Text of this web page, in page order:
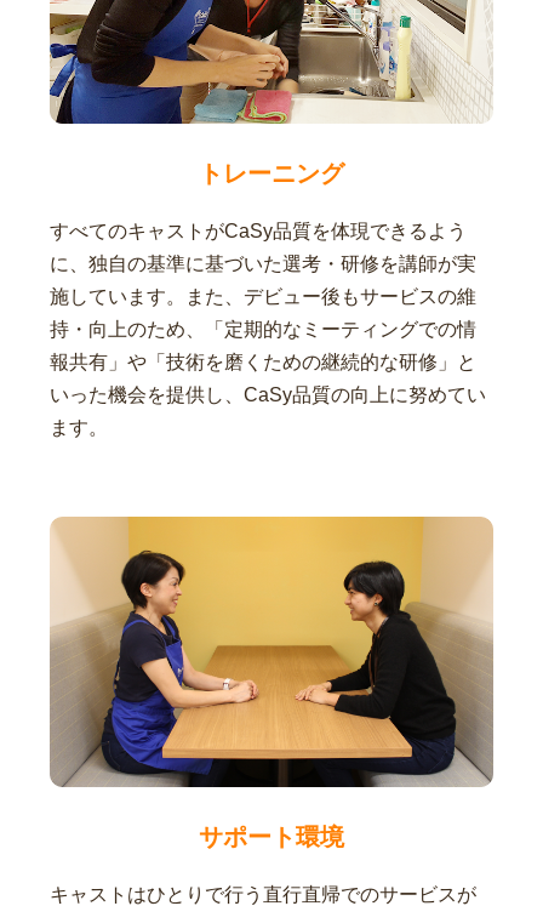
トレーニング
すべてのキャストがCaSy品質を体現できるよう
に、独自の基準に基づいた選考・研修を講師が実
施しています。また、デビュー後もサービスの維
持・向上のため、「定期的なミーティングでの情
報共有」や「技術を磨くための継続的な研修」と
いった機会を提供し、CaSy品質の向上に努めてい
ます。
サポート環境
キャストはひとりで行う直行直帰でのサービスが